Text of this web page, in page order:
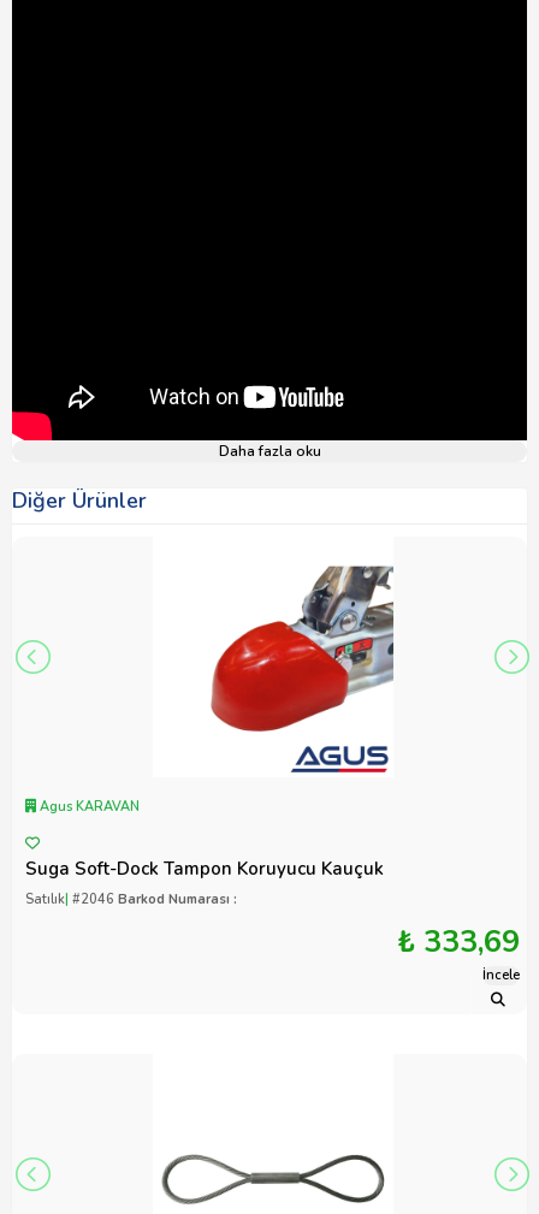
Daha fazla oku
Diğer Ürünler
Agus KARAVAN
Suga Soft-Dock Tampon Koruyucu Kauçuk
Satılık| #2046 Barkod Numarası :
₺ 333,69
İncele